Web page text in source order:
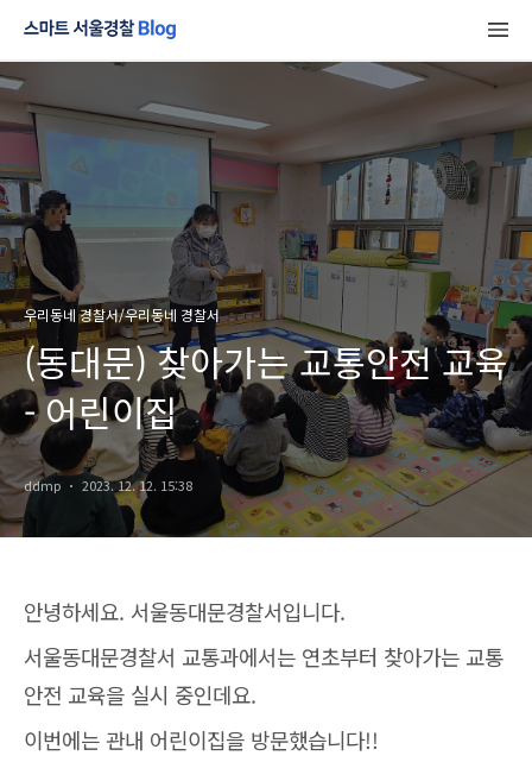
우리동네 경찰서/우리동네 경찰서
(동대문) 찾아가는 교통안전 교육
- 어린이집
ddmp 2023. 12. 12. 15:38
안녕하세요. 서울동대문경찰서입니다.
서울동대문경찰서 교통과에서는 연초부터 찾아가는 교통
안전 교육을 실시 중인데요.
이번에는 관내 어린이집을 방문했습니다!!